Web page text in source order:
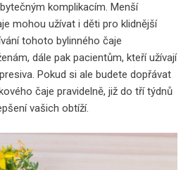
komplikacím. Menší
mohou užívat i děti pro klidnější
tohoto bylinného čaje
dále pak pacientům, kteří užívají
Pokud si ale budete dopřávat
čaje pravidelně, již do tří týdnů
vašich obtíží.